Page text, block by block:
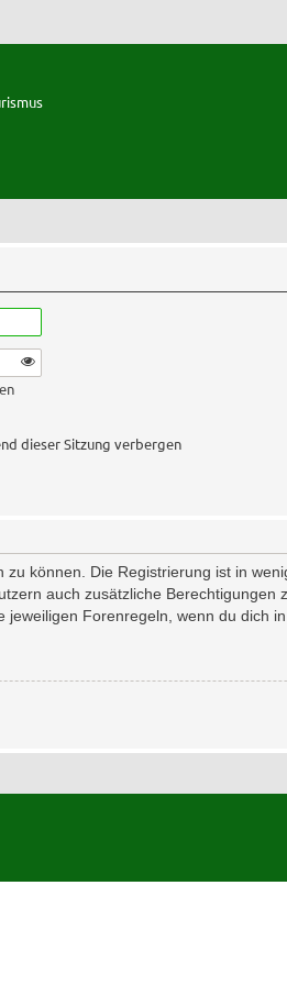
dieser Sitzung verbergen
können. Die Registrierung ist in
auch zusätzliche
Forenregeln, wenn du dich